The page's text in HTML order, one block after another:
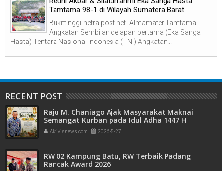
Tamtama 98-1 di Wilayah Sumatera Barat
Bukittinggi-netralpost.net- Almamater Tamtama
Angkatan Sembilan delapan pertama (Eka Sanga
Hasta) Tentara Nasional Indonesia (TNI) Angkatan...
RECENT POST
Raju M. Chaniago Ajak Masyarakat Maknai
Semangat Kurban pada Idul Adha 1447 H
Aktivisnews.com 2026-5-27
RW 02 Kampung Batu, RW Terbaik Padang
Rancak Award 2026